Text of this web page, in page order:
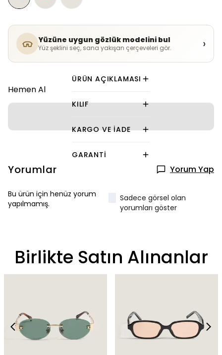
Yüzüne uygun gözlük modelini bul
Yüz şeklini seç, sana yakışan çerçeveleri gör. ›
Hemen Al
ÜRÜN AÇIKLAMASI
KILIF
KARGO VE İADE
GARANTI
Yorumlar Yorum Yap
Bu ürün için henüz yorum
yapılmamış.
Sadece görsel olan
yorumları göster
Birlikte Satın Alınanlar